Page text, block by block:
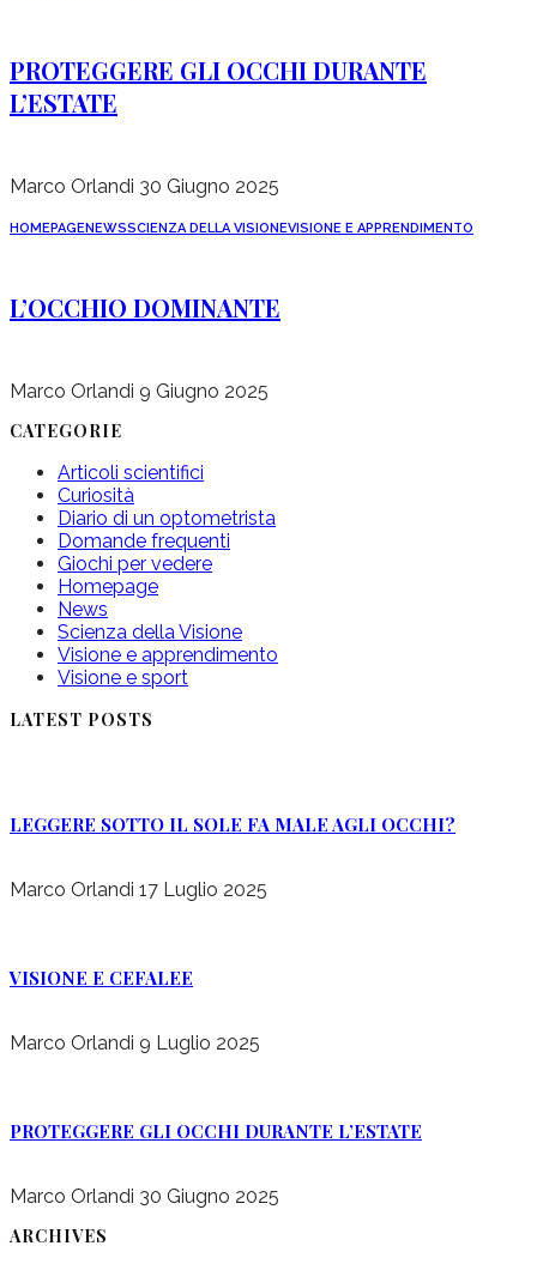
PROTEGGERE GLI OCCHI DURANTE
L’ESTATE
Marco Orlandi 30 Giugno 2025
HOMEPAGENEWSSCIENZA DELLA VISIONEVISIONE E APPRENDIMENTO
L’OCCHIO DOMINANTE
Marco Orlandi 9 Giugno 2025
CATEGORIE
Articoli scientifici
Curiosità
Diario di un optometrista
Domande frequenti
Giochi per vedere
Homepage
News
Scienza della Visione
Visione e apprendimento
Visione e sport
LATEST POSTS
LEGGERE SOTTO IL SOLE FA MALE AGLI OCCHI?
Marco Orlandi 17 Luglio 2025
VISIONE E CEFALEE
Marco Orlandi 9 Luglio 2025
PROTEGGERE GLI OCCHI DURANTE L’ESTATE
Marco Orlandi 30 Giugno 2025
ARCHIVES